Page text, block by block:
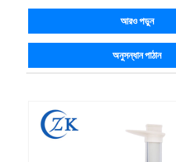
আরও পড়ুন
অনুসন্ধান পাঠান